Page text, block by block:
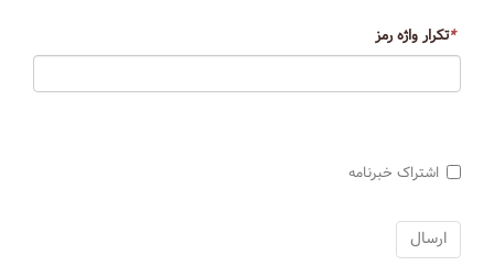
*تکرار واژه رمز
اشتراک خبرنامه